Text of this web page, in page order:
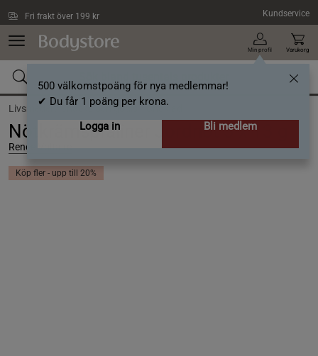
Fri frakt över 199 kr Kundservice
Min profil
500 välkomstpoäng för nya medlemmar!
✔ Du får 1 poäng per krona.
Logga in
Bli medlem
Varukorg
Livsmedel /Snacks och godis /Choklad
Nötkrämspraliner Jordnöt 3 x 13 g
Renée Voltaire
Köp fler - upp till 20%